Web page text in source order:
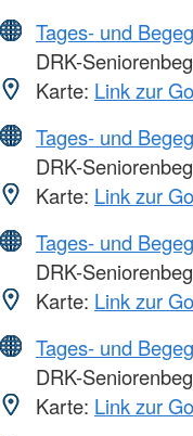
Tages- und
DRK-
Karte: Link zur
Tages- und
DRK-
Karte: Link zur
Tages- und
DRK-
Karte: Link zur
Tages- und
DRK-
Karte: Link zur